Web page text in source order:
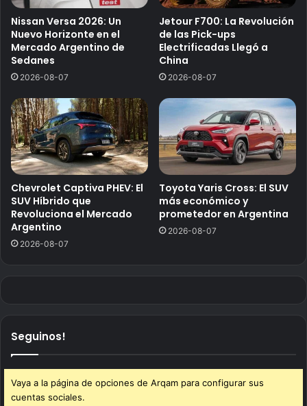
Nissan Versa 2026: Un
Nuevo Horizonte en el
Mercado Argentino de
Sedanes
2026-08-07
Jetour F700: La Revolución
de las Pick-ups
Electrificadas Llegó a
China
2026-08-07
Chevrolet Captiva PHEV: El
SUV Híbrido que
Revoluciona el Mercado
Argentino
2026-08-07
Toyota Yaris Cross: El SUV
más económico y
prometedor en Argentina
2026-08-07
Seguinos!
Vaya a la página de opciones de Arqam para configurar sus
cuentas sociales.